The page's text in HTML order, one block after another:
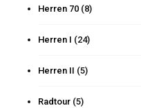
Herren 70 (8)
Herren I (24)
Herren II (5)
Radtour (5)